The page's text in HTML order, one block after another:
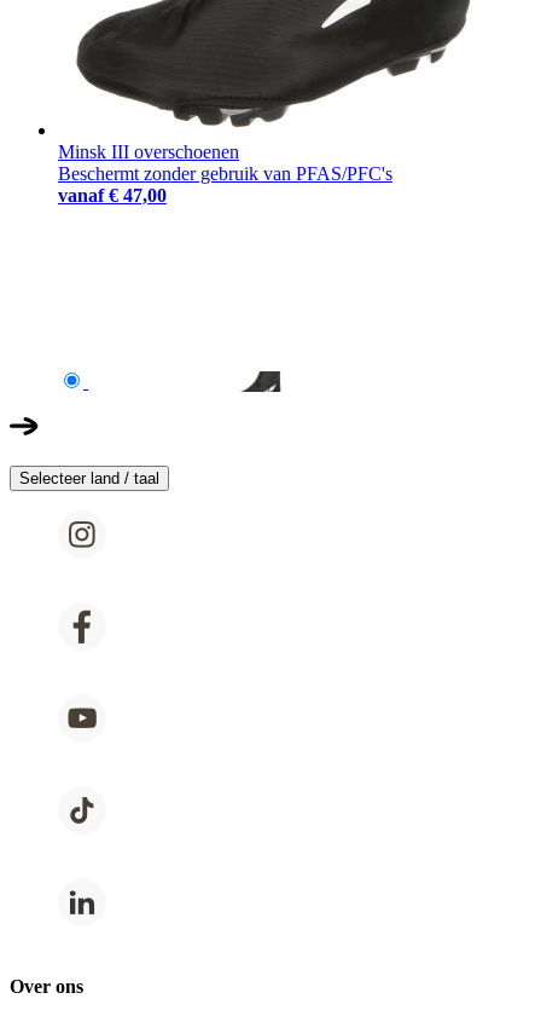
Minsk III overschoenen
Beschermt zonder gebruik van PFAS/PFC's
vanaf € 47,00
Selecteer land / taal
Over ons